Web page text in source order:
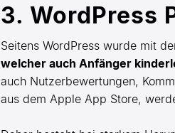
3. WordPress
Seitens WordPress wurde mit
welcher auch Anfänger
auch Nutzerbewertungen,
aus dem Apple App Store,